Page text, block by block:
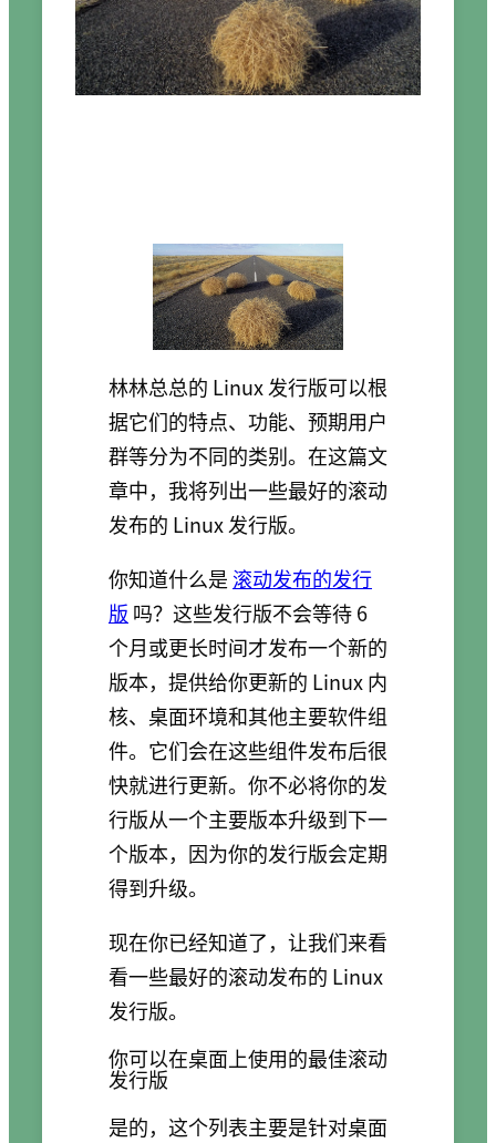
林林总总的 Linux 发行版可以根
据它们的特点、功能、预期用户
群等分为不同的类别。在这篇文
章中，我将列出一些最好的滚动
发布的 Linux 发行版。
你知道什么是滚动发布的发行
版 吗？这些发行版不会等待 6
个月或更长时间才发布一个新的
版本，提供给你更新的 Linux 内
核、桌面环境和其他主要软件组
件。它们会在这些组件发布后很
快就进行更新。你不必将你的发
行版从一个主要版本升级到下一
个版本，因为你的发行版会定期
得到升级。
现在你已经知道了，让我们来看
看一些最好的滚动发布的 Linux
发行版。
你可以在桌面上使用的最佳滚动
发行版
是的，这个列表主要是针对桌面